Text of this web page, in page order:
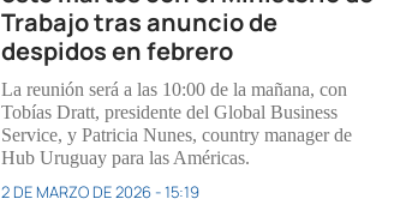
Trabajo tras anuncio de
despidos en febrero
La reunión será a las 10:00 de la mañana, con
Tobías Dratt, presidente del Global Business
Service, y Patricia Nunes, country manager de
Hub Uruguay para las Américas.
2 DE MARZO DE 2026 - 15:19